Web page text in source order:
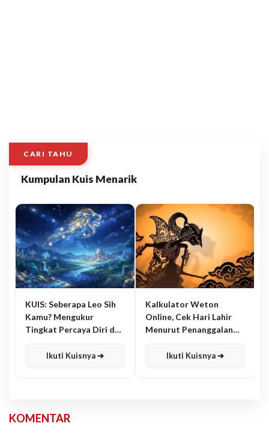
CARI TAHU
Kumpulan Kuis Menarik
KUIS: Seberapa Leo Sih
Kamu? Mengukur
Tingkat Percaya Diri dan
Ikuti Kuisnya ➔
Kalkulator Weton
Online, Cek Hari Lahir
Menurut Penanggalan
Ikuti Kuisnya ➔
KOMENTAR